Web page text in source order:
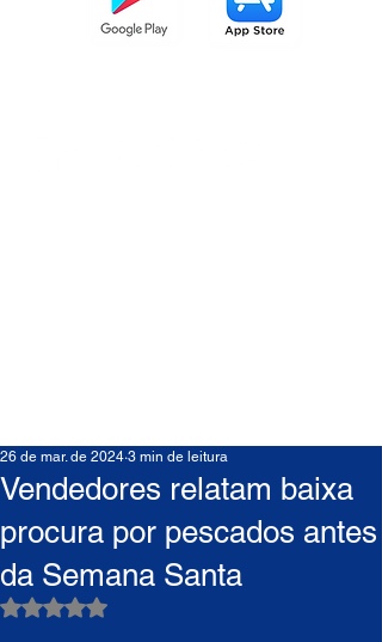
Vendedores relatam baixa
procura por pescados antes
da Semana Santa
26 de mar. de 2024 3 min de leitura
Avaliado com NaN de 5 estrelas.